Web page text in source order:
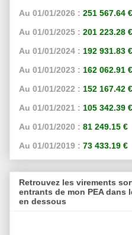
Au 01/01/2026 : 251 567.64 €
Au 01/01/2025 : 201 223.28 €
Au 01/01/2024 : 192 931.83 €
Au 01/01/2023 : 162 062.91 €
Au 01/01/2022 : 152 167.42 €
Au 01/01/2021 : 105 342.39 €
Au 01/01/2020 : 81 249.15 €
Au 01/01/2019 : 73 433.19 €
Retrouvez les virements
entrants de mon PEA dans
en dessous